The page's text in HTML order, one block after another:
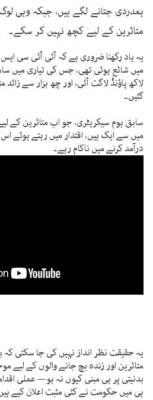
ہمدردی جتانے لگے ہیں، جبکہ وہی
متاثرین کے لیے کچھ نہیں کر سکے۔
لاکھ پاؤنڈ لاگت آئی، اور چھ ہزار سے
گئیں۔
سابق ہوم سیکریٹری، جو اب متاثرین کے
میں سے ایک ہیں، اقتدار میں رہتے
درآمد کرنے میں ناکام رہے۔
یہ حقیقت نظر انداز نہیں کی جا سکتی
متاثرین اور زندہ بچ جانے والوں کے
بدنیتی پر ہی مبنی کیوں نہ ہو— عملی
ہی میں حکومت نے کئی مثبت اعلان کیے